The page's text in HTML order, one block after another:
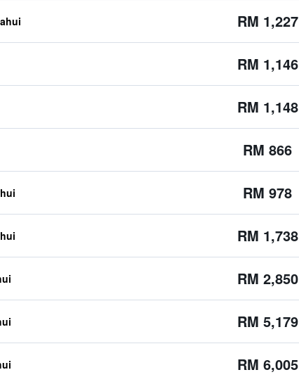
RM 1,227
RM 1,146
RM 1,148
RM 866
RM 978
RM 1,738
RM 2,850
RM 5,179
RM 6,005